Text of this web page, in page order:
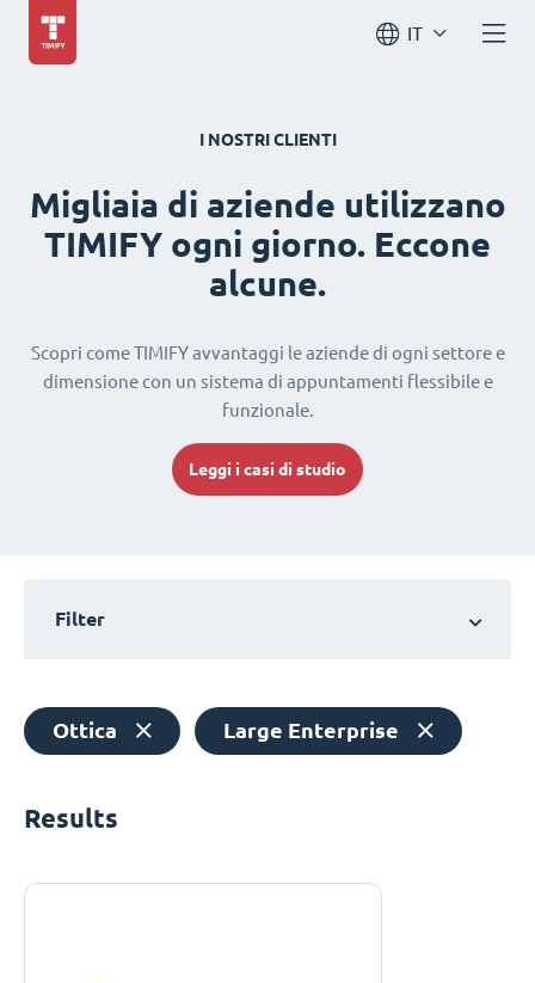
IT
I NOSTRI CLIENTI
Migliaia di aziende utilizzano
TIMIFY ogni giorno. Eccone
alcune.
Scopri come TIMIFY avvantaggi le aziende di ogni settore e
dimensione con un sistema di appuntamenti flessibile e
funzionale.
Leggi i casi di studio
Filter
Ottica Large Enterprise
Results